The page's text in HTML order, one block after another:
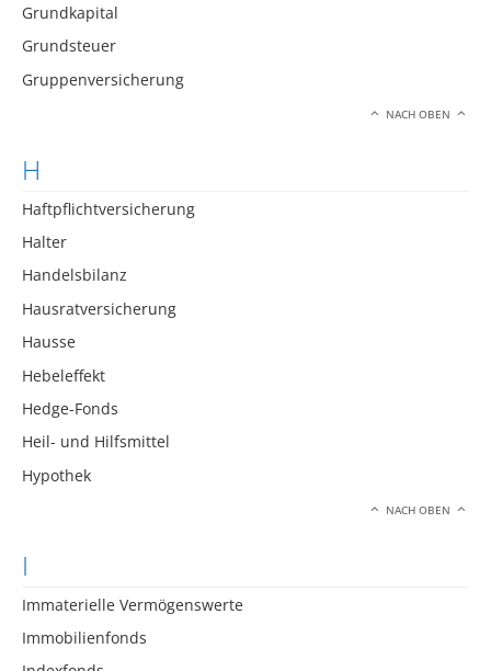
Grundkapital
Grundsteuer
Gruppenversicherung
NACH OBEN
H
Haftpflichtversicherung
Halter
Handelsbilanz
Hausratversicherung
Hausse
Hebeleffekt
Hedge-Fonds
Heil- und Hilfsmittel
Hypothek
NACH OBEN
I
Immaterielle Vermögenswerte
Immobilienfonds